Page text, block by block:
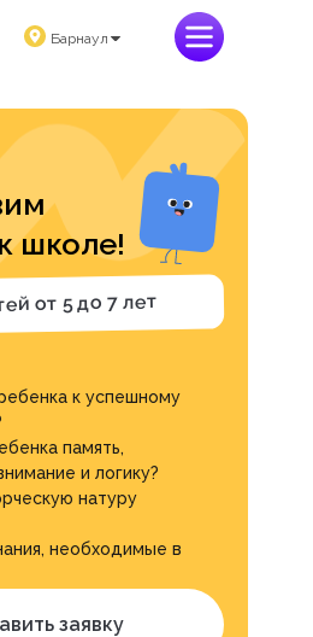
Барнаул
к успешному
память,
и логику?
натуру
необходимые в
школе!
от 5 до 7 лет
заявку